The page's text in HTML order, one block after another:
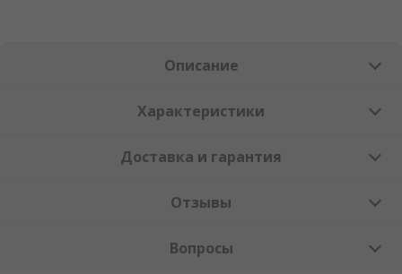
Описание
Характеристики
Доставка и гарантия
Отзывы
Вопросы